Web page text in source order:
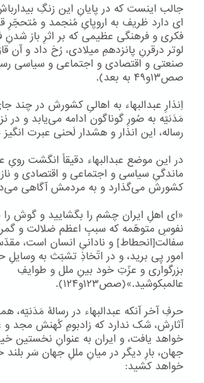
جالب اینست که در پایانِ این زنگِ
ای دارد ظریف به اروپایِ مُنجمد و مُتحجّرِ
فکری و فرهنگی عظیمی که بر اثرِ باز
لوتر درقرنِ پانزدهمِ میلادی، رُخ داد و آن
صنعتی و اقتصادی و اجتماعی و سیاسی
صص۱۳و۴۹ به بعد).
اِنذارِ عبدالبهاء به اهالیِ کشورش در چند
مَدَنیّه به صُورِ گوناگون ادامه می‌یابد و در
رساله، این انذار و هشدار لَحنی عبرت
در این موضع عبدالبهاء دقیقاً انگشت رویِ
ماندگیِ سیاسی و اجتماعی و اقتصادی و
کشورش می‌گذارد و به مردمش آگاهی
«ای اهلِ ایران چشم را بگشایید و گوش را
نفوسِ متوهّمه که سببِ اعظم ضلالت و
سفالت[انحطاط] و نادانیِ انسان است،
امور پِی برید، و در اتّخاذِ تشبّث به
بزرگواری و عزّتِ خود بینِ ملل و طوایفِ
عالمبکوشید.»(صص۱۲۳و۱۲۴).
حرفِ آخر آنکه عبدالبهاء در رسالۀ مَدَنیّه،
آثارش، شک ندارد که زادبومِ کُهنش مجد و
خواهد یافت، و ایران به عنوانِ نخستین
جهان، بارِ دیگر در میانِ مللِ جهان سَر
خواهد کشید: